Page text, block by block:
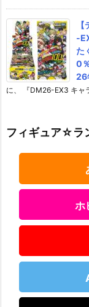
-
た
0
26
に、 『DM26-EX3 キャ
フィギュア☆ラ
ホ